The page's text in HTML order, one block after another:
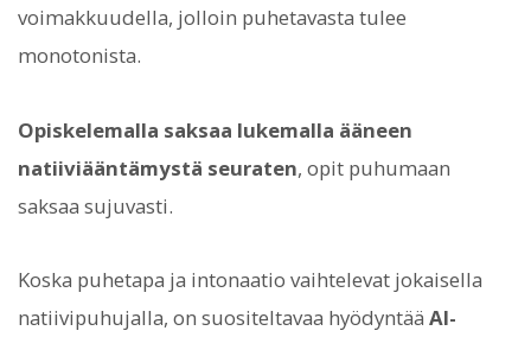
voimakkuudella, jolloin puhetavasta tulee
monotonista.
Opiskelemalla saksaa lukemalla ääneen
natiiviääntämystä seuraten, opit puhumaan
saksaa sujuvasti.
Koska puhetapa ja intonaatio vaihtelevat jokaisella
natiivipuhujalla, on suositeltavaa hyödyntää AI-